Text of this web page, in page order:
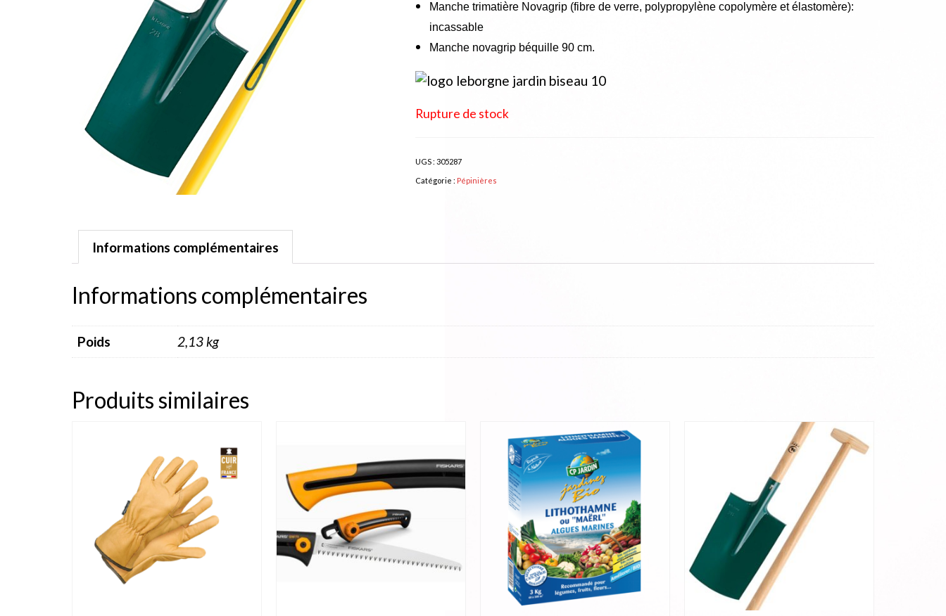
Manche trimatière Novagrip (fibre de verre, polypropylène copolymère et élastomère):
incassable
Manche novagrip béquille 90 cm.
Rupture de stock
UGS : 305287
Catégorie : Pépinières
Informations complémentaires
Informations complémentaires
Poids 2,13 kg
Produits similaires